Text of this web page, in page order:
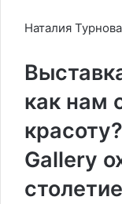
Наталия
как нам
Gallery